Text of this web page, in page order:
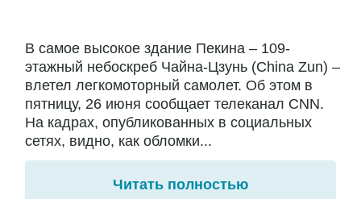
В самое высокое здание Пекина – 109-
этажный небоскреб Чайна-Цзунь (China Zun) –
влетел легкомоторный самолет. Об этом в
пятницу, 26 июня сообщает телеканал CNN.
На кадрах, опубликованных в социальных
сетях, видно, как обломки...
Читать полностью